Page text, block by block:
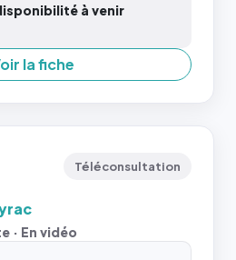
à venir
la fiche
Téléconsultation
· En vidéo